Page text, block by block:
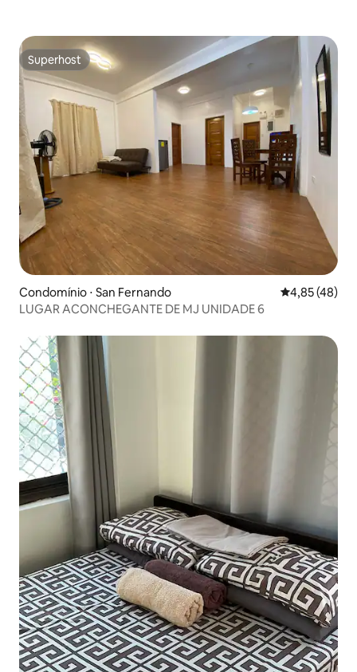
Superhost
Superhost
Condomínio ⋅ San Fernando 4,85 de uma
4,85 (48)
LUGAR ACONCHEGANTE DE MJ UNIDADE 6